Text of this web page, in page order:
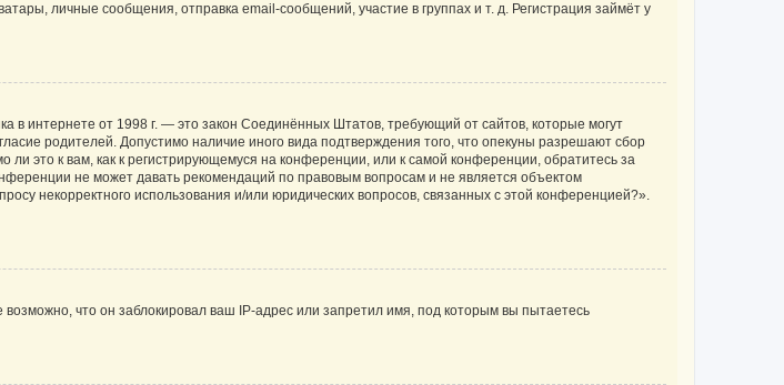
личные сообщения, отправка email-сообщений, участие в группах и т. д. Регистрация займёт у
в интернете от 1998 г. — это закон Соединённых Штатов, требующий от сайтов, которые могут
родителей. Допустимо наличие иного вида подтверждения того, что опекуны разрешают сбор
это к вам, как к регистрирующемуся на конференции, или к самой конференции, обратитесь за
не может давать рекомендаций по правовым вопросам и не является объектом
некорректного использования и/или юридических вопросов, связанных с этой конференцией?».
что он заблокировал ваш IP-адрес или запретил имя, под которым вы пытаетесь